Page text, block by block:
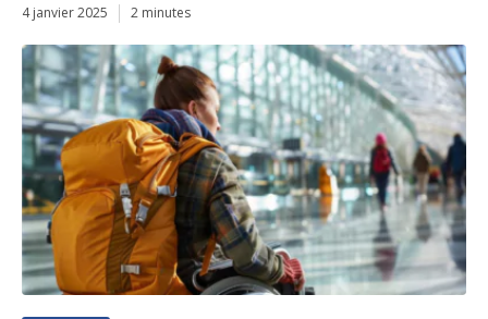
4 janvier 2025 2 minutes